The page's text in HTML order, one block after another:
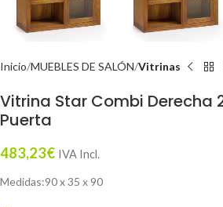
Inicio MUEBLES DE SALÓN Vitrinas
Vitrina Star Combi Derecha
Puerta
483,23€ IVA Incl.
Medidas:90 x 35 x 90